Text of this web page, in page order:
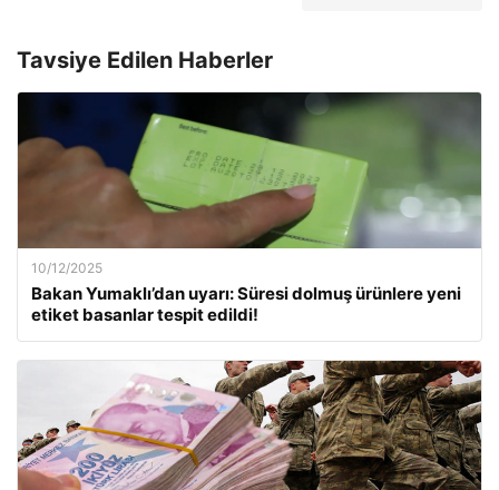
Tavsiye Edilen Haberler
10/12/2025
Bakan Yumaklı’dan uyarı: Süresi dolmuş ürünlere yeni
etiket basanlar tespit edildi!